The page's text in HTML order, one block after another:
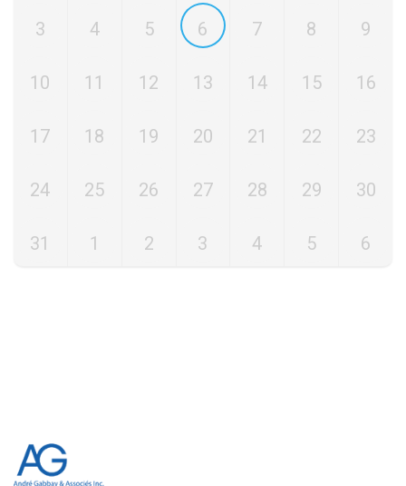
3 4 5 6 7 8 9
10 11 12 13 14 15 16
17 18 19 20 21 22 23
24 25 26 27 28 29 30
31 1 2 3 4 5 6